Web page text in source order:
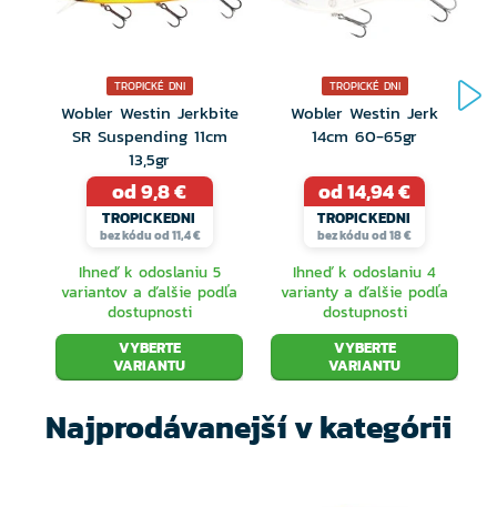
Vstavaný systém na ďaleké nahadzovanie s oceľovými
a následne do brucha, zaisťuje dlhé a presné hody a
pohyb ako vystrašená rybička.
Náš Jerkbait je vyrobený z najkvalitnejších materiálov,
vybavený najsilnejšími a najostrejšími karbónovými
pripravený do akcie, nech už je váš cieľový dravec
akýkoľvek.
Materiál: ABS plast
Bez olova
TROPICKÉ DNI
Wobler Westin Jerkbite
SR Suspending 11cm
13,5gr
od 9,8 €
TROPICKEDNI
bez kódu od 11,4 €
Ihneď k odoslaniu 5
variantov a ďalšie podľa
dostupnosti
VYBERTE
VARIANTU
TROPICKÉ DNI
Wobler Westin Jerk
14cm 60-65gr
od 14,94 €
TROPICKEDNI
bez kódu od 18 €
Ihneď k odoslaniu 4
varianty a ďalšie podľa
dostupnosti
VYBERTE
VARIANTU
Najprodávanejší v kategórii